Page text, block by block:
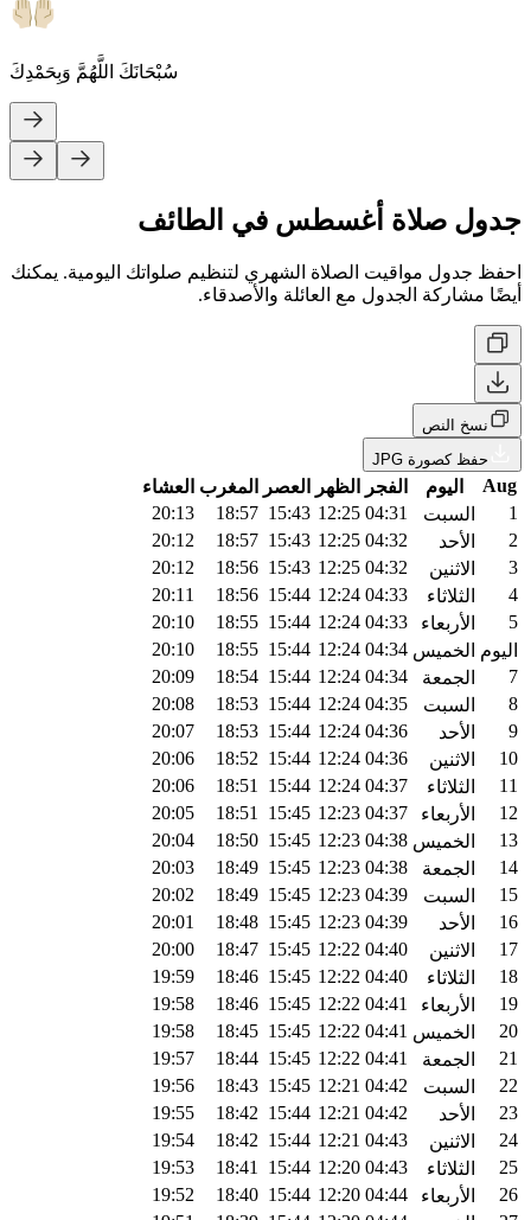
سُبْحَانَكَ اللَّهُمَّ وَبِحَمْدِكَ
جدول صلاة أغسطس في الطائف
احفظ جدول مواقيت الصلاة الشهري لتنظيم صلواتك اليومية. يمكنك
أيضًا مشاركة الجدول مع العائلة والأصدقاء.
نسخ النص
حفظ كصورة JPG
Aug اليوم الفجر الظهر العصر المغرب العشاء
1
السبت 04:31
12:25
15:43
18:57
20:13
2
الأحد 04:32
12:25
15:43
18:57
20:12
3
الاثنين 04:32
12:25
15:43
18:56
20:12
4
الثلاثاء 04:33
12:24
15:44
18:56
20:11
5
الأربعاء 04:33
12:24
15:44
18:55
20:10
اليوم الخميس 04:34
12:24
15:44
18:55
20:10
7
الجمعة 04:34
12:24
15:44
18:54
20:09
8
السبت 04:35
12:24
15:44
18:53
20:08
9
الأحد 04:36
12:24
15:44
18:53
20:07
10
الاثنين 04:36
12:24
15:44
18:52
20:06
11
الثلاثاء 04:37
12:24
15:44
18:51
20:06
12
الأربعاء 04:37
12:23
15:45
18:51
20:05
13
الخميس 04:38
12:23
15:45
18:50
20:04
14
الجمعة 04:38
12:23
15:45
18:49
20:03
15
السبت 04:39
12:23
15:45
18:49
20:02
16
الأحد 04:39
12:23
15:45
18:48
20:01
17
الاثنين 04:40
12:22
15:45
18:47
20:00
18
الثلاثاء 04:40
12:22
15:45
18:46
19:59
19
الأربعاء 04:41
12:22
15:45
18:46
19:58
20
الخميس 04:41
12:22
15:45
18:45
19:58
21
الجمعة 04:41
12:22
15:45
18:44
19:57
22
السبت 04:42
12:21
15:45
18:43
19:56
23
الأحد 04:42
12:21
15:44
18:42
19:55
24
الاثنين 04:43
12:21
15:44
18:42
19:54
25
الثلاثاء 04:43
12:20
15:44
18:41
19:53
26
الأربعاء 04:44
12:20
15:44
18:40
19:52